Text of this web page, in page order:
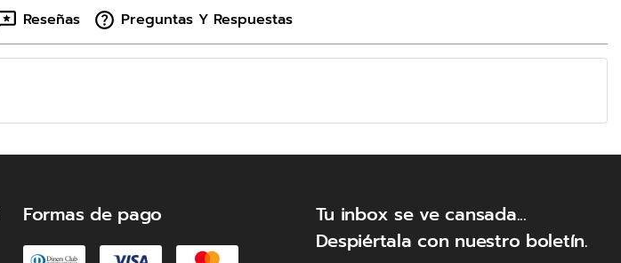
Reseñas Preguntas Y Respuestas
Formas de pago
Tu inbox se ve cansada...
Despiértala con nuestro boletín.